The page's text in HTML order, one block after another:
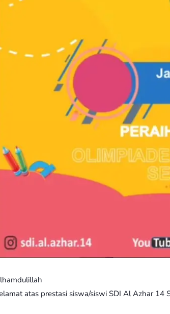
atas prestasi siswa/siswi SDI Al Azhar